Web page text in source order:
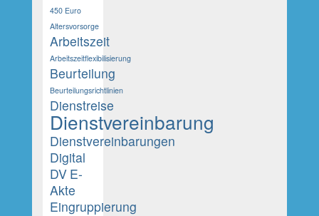
450 Euro
Altersvorsorge
Arbeitszeit
Arbeitszeitflexibilisierung
Beurteilung
Beurteilungsrichtlinien
Dienstreise
Dienstvereinbarung
Dienstvereinbarungen
Digital
DV E-
Akte
Eingruppierung